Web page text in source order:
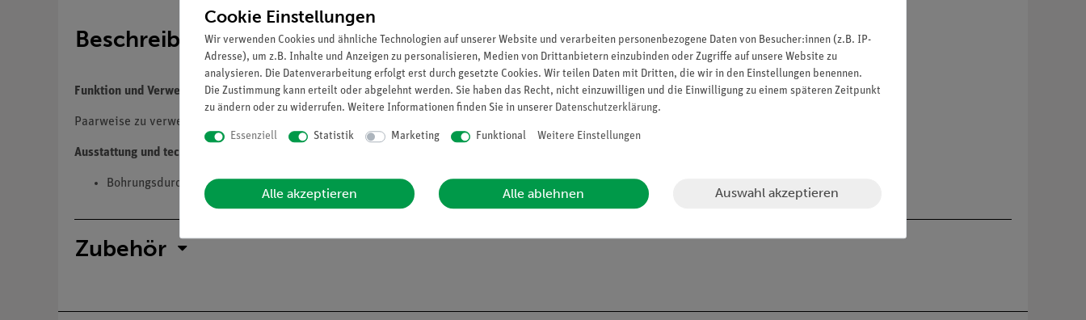
Beschreibung
Funktion und Verwendung
Paarweise zu verwenden mit Glasstab für Faraday-Effekt. Aufsetzbar auf U-Eisenkerne mittels 4-mm-Fixierstifte.
Ausstattung und technische Daten
Bohrungsdurchmesser: 11 mm.
Zubehör
Cookie Einstellungen
Wir verwenden Cookies und ähnliche Technologien auf unserer Website und verarbeiten personenbezogene Daten von Besucher:innen (z.B. IP-
Adresse), um z.B. Inhalte und Anzeigen zu personalisieren, Medien von Drittanbietern einzubinden oder Zugriffe auf unsere Website zu
analysieren. Die Datenverarbeitung erfolgt erst durch gesetzte Cookies. Wir teilen Daten mit Dritten, die wir in den Einstellungen benennen.
Die Zustimmung kann erteilt oder abgelehnt werden. Sie haben das Recht, nicht einzuwilligen und die Einwilligung zu einem späteren Zeitpunkt
zu ändern oder zu widerrufen. Weitere Informationen finden Sie in unserer Daten­schutz­erklärung.
Essenziell Statistik Marketing Funktional Weitere Einstellungen
Alle akzeptieren Alle ablehnen Auswahl akzeptieren